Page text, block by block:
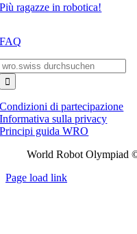
Più ragazze in robotica!
FAQ
Condizioni di partecipazione
Informativa sulla privacy
Principi guida WRO
World Robot Olympiad
Page load link